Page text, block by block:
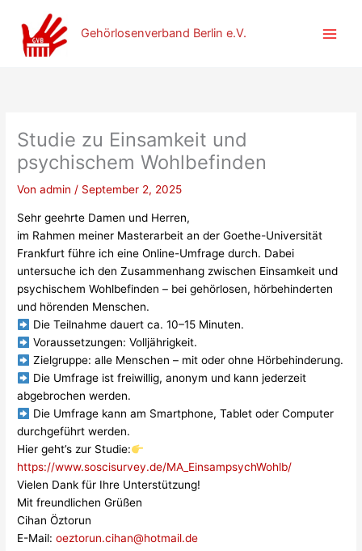
Inhalt
springen
Gehörlosenverband Berlin e.V.
Studie zu Einsamkeit und
psychischem Wohlbefinden
Vonadmin/ September 2, 2025
Sehr geehrte Damen und Herren,
im Rahmen meiner Masterarbeit an der Goethe-Universität
Frankfurt führe ich eine Online-Umfrage durch. Dabei
untersuche ich den Zusammenhang zwischen Einsamkeit und
psychischem Wohlbefinden – bei gehörlosen, hörbehinderten
und hörenden Menschen.
Die Teilnahme dauert ca. 10–15 Minuten.
Voraussetzungen: Volljährigkeit.
Zielgruppe: alle Menschen – mit oder ohne Hörbehinderung.
Die Umfrage ist freiwillig, anonym und kann jederzeit
abgebrochen werden.
Die Umfrage kann am Smartphone, Tablet oder Computer
durchgeführt werden.
Hier geht’s zur Studie:
https://www.soscisurvey.de/MA_EinsampsychWohlb/
Vielen Dank für Ihre Unterstützung!
Mit freundlichen Grüßen
Cihan Öztorun
E-Mail:oeztorun.cihan@hotmail.de